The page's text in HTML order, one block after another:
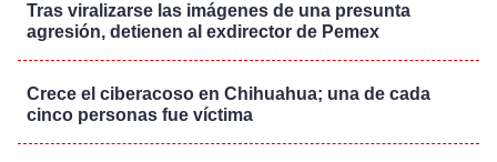
Tras viralizarse las imágenes de una presunta
agresión, detienen al exdirector de Pemex
Crece el ciberacoso en Chihuahua; una de cada
cinco personas fue víctima